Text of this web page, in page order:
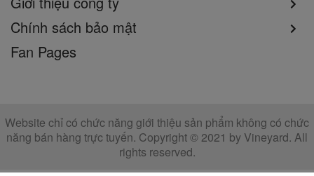
Chính sách bảo mật
Fan Pages
Website chỉ có chức năng giới thiệu sản phẩm không có chức
năng bán hàng trực tuyến. Copyright © 2021 by Vineyard. All
rights reserved.